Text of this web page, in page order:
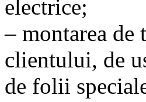
electrice;
– montarea
clientului, de
de folii